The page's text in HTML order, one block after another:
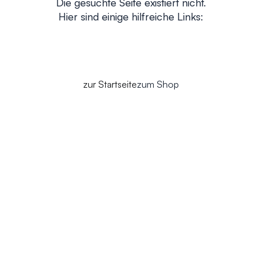
Hier sind einige hilfreiche Links:
zur Startseitezum Shop